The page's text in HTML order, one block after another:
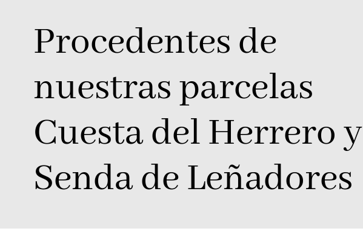
Procedentes de
nuestras parcelas
Cuesta del Herrero y
Senda de Leñadores